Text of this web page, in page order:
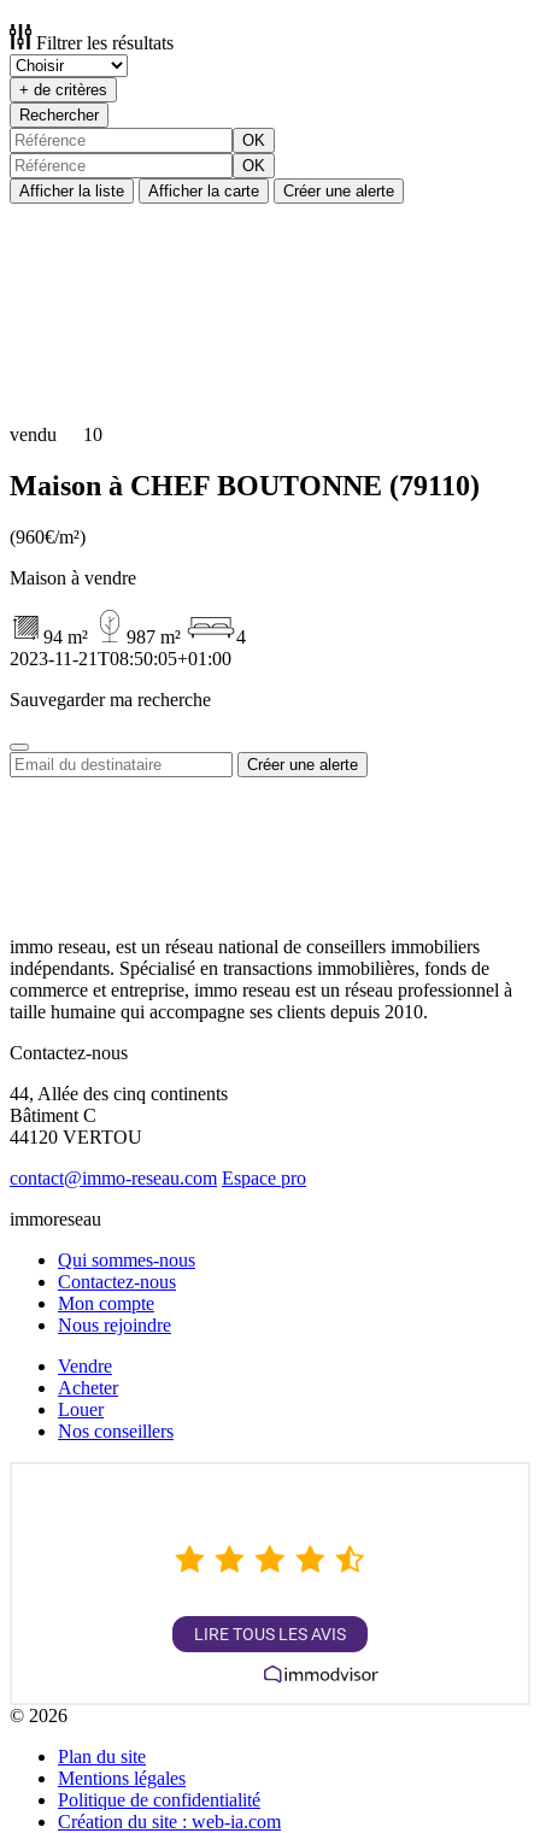
Filtrer les résultats
+ de critères
Rechercher
OK
OK
Afficher la liste
Afficher la carte Créer une alerte
vendu 10
Maison à CHEF BOUTONNE (79110)
(960€/m²)
Maison à vendre
94 m² 987 m²
4
2023-11-21T08:50:05+01:00
Sauvegarder ma recherche
immo reseau, est un réseau national de conseillers immobiliers
indépendants. Spécialisé en transactions immobilières, fonds de
commerce et entreprise, immo reseau est un réseau professionnel à
taille humaine qui accompagne ses clients depuis 2010.
Contactez-nous
44, Allée des cinq continents
Bâtiment C
44120 VERTOU
contact@immo-reseau.com Espace pro
immoreseau
Qui sommes-nous
Contactez-nous
Mon compte
Nous rejoindre
Vendre
Acheter
Louer
Nos conseillers
LIRE TOUS LES AVIS
© 2026
Plan du site
Mentions légales
Politique de confidentialité
Création du site : web-ia.com